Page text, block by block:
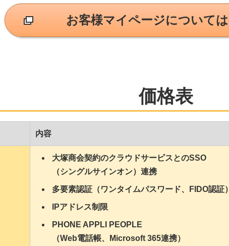
お客様マイページについて
価格表
内容
大塚商会契約のクラウドサービスとのSSO
（シングルサインオン）連携
多要素認証（ワンタイムパスワード、FIDO認証）
IPアドレス制限
PHONE APPLI PEOPLE
（Web電話帳、Microsoft 365連携）